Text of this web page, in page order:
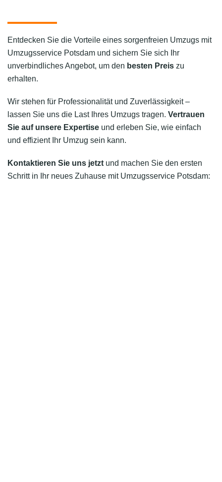
Entdecken Sie die Vorteile eines sorgenfreien Umzugs mit
Umzugsservice Potsdam und sichern Sie sich Ihr
unverbindliches Angebot, um den besten Preis zu
erhalten.
Wir stehen für Professionalität und Zuverlässigkeit –
lassen Sie uns die Last Ihres Umzugs tragen. Vertrauen
Sie auf unsere Expertise und erleben Sie, wie einfach
und effizient Ihr Umzug sein kann.
Kontaktieren Sie uns jetzt und machen Sie den ersten
Schritt in Ihr neues Zuhause mit Umzugsservice Potsdam: